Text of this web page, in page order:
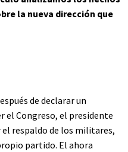
la nueva dirección que
de declarar un
el Congreso, el presidente
respaldo de los militares,
partido. El ahora